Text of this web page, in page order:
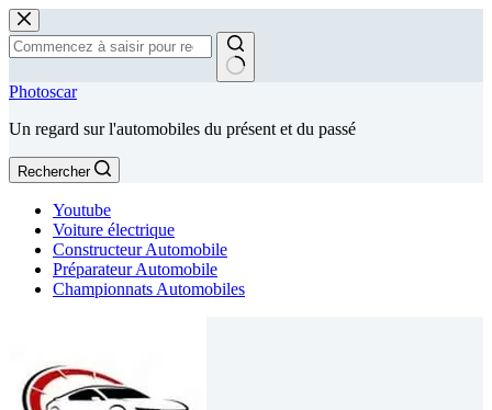
Passer
au
contenu
Aucun
Photoscar
Un regard sur l'automobiles du présent et du passé
Rechercher
Youtube
Voiture électrique
Constructeur Automobile
Préparateur Automobile
Championnats Automobiles